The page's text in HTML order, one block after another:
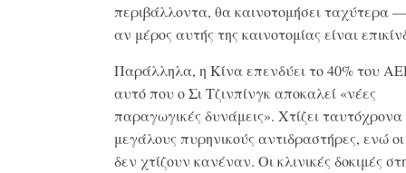
περιβάλλοντα, θα καινοτομήσει ταχύτερα
αν μέρος αυτής της καινοτομίας είναι
Παράλληλα, η Κίνα επενδύει το 40% του
αυτό που ο Σι Τζινπίνγκ αποκαλεί «νέες
παραγωγικές δυνάμεις». Χτίζει ταυτόχρονα
μεγάλους πυρηνικούς αντιδραστήρες, ενώ
δεν χτίζουν κανέναν. Οι κλινικές δοκιμές